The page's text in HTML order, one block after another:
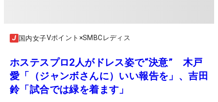
国内女子Vポイント×SMBCレディス
ホステスプロ2人がドレス姿で“決意” 木戸
愛「（ジャンボさんに）いい報告を」、吉田
鈴「試合では緑を着ます」